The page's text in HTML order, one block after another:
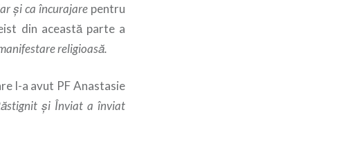
şi ca încurajare pentru
din această parte a
religioasă.
l-a avut PF Anastasie
şi Înviat a înviat